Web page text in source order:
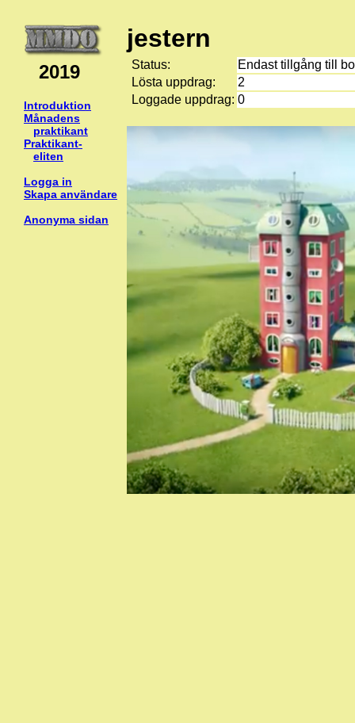
2019
Introduktion
Månadens
praktikant
Praktikant-
eliten
Logga in
Skapa användare
Anonyma sidan
jestern
Status:
Endast tillgång till
Lösta uppdrag:
2
Loggade uppdrag: 0